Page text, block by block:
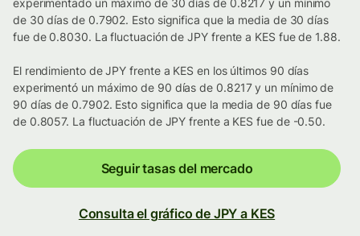
experimentado un máximo de 30 días de 0.8217 y un mínimo
de 30 días de 0.7902. Esto significa que la media de 30 días
fue de 0.8030. La fluctuación de JPY frente a KES fue de 1.88.
El rendimiento de JPY frente a KES en los últimos 90 días
experimentó un máximo de 90 días de 0.8217 y un mínimo de
90 días de 0.7902. Esto significa que la media de 90 días fue
de 0.8057. La fluctuación de JPY frente a KES fue de -0.50.
Seguir tasas del mercado
Consulta el gráfico de JPY a KES